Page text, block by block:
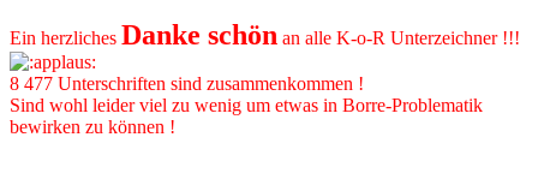
Ein herzliches Danke schön an alle K-o-R Unterzeichner !!!
8 477 Unterschriften sind zusammenkommen !
Sind wohl leider viel zu wenig um etwas in Borre-Problematik
bewirken zu können !